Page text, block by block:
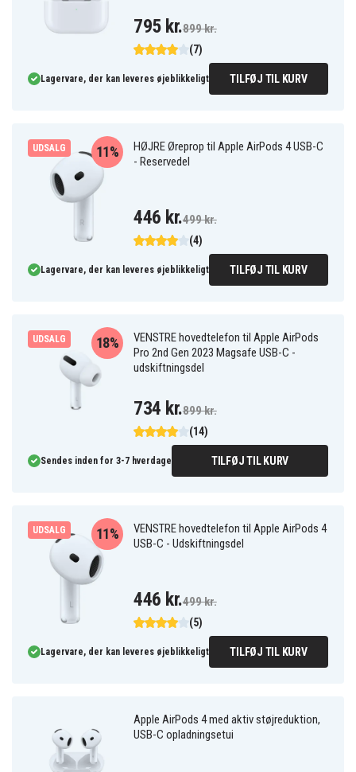
(7)
795 kr.899 kr.
Lagervare, der kan leveres øjeblikkeligt TILFØJ TIL KURV
UDSALG
HØJRE Øreprop til Apple AirPods 4 USB-C
- Reservedel
(4)
11%
446 kr.499 kr.
Lagervare, der kan leveres øjeblikkeligt TILFØJ TIL KURV
UDSALG
VENSTRE hovedtelefon til Apple AirPods
Pro 2nd Gen 2023 Magsafe USB-C -
udskiftningsdel
(14)
18%
734 kr.899 kr.
Sendes inden for 3-7 hverdage TILFØJ TIL KURV
UDSALG
VENSTRE hovedtelefon til Apple AirPods 4
USB-C - Udskiftningsdel
(5)
11%
446 kr.499 kr.
Lagervare, der kan leveres øjeblikkeligt TILFØJ TIL KURV
Apple AirPods 4 med aktiv støjreduktion,
USB-C opladningsetui